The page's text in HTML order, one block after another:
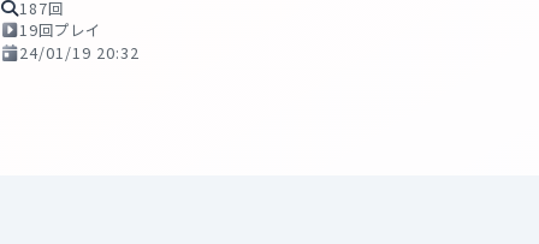
187回
19回プレイ
24/01/19 20:32